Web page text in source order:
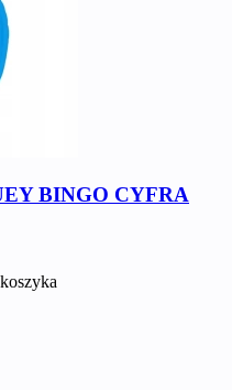
BINGO CYFRA